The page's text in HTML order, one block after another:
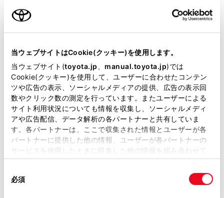
当ウェブサイトはCookie(クッキー)を使用します。
当ウェブサイト(toyota.jp manual.toyota.jp)では
Cookie(クッキー)を使用して、ユーザーに合わせたコンテン
ツや広告の表示、ソーシャルメディアの提供、広告の表示回
数やクリック数の測定を行っています。またユーザーによる
サイト利用状況についても情報を収集し、ソーシャルメディ
アや広告配信、データ解析の各パートナーと共有していま
す。各パートナーは、ここで収集された情報とユーザーが各
パートナーに提供した他の情報、ユーザーが各パートナーの
サービスを使用したときに収集した他の情報を組み合わせて
使用することがあります。当ウェブサイトの使用を続行する
必須
ロングラン保証付
山形トヨタ 鶴岡店
各種お問い合わせ
0235-22-5500